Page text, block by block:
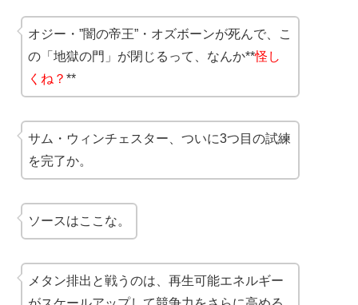
オジー・”闇の帝王”・オズボーンが死んで、こ
の「地獄の門」が閉じるって、なんか**怪し
くね？ **
サム・ウィンチェスター、ついに3つ目の試練
を完了か。
ソースはここな。
メタン排出と戦うのは、再生可能エネルギー